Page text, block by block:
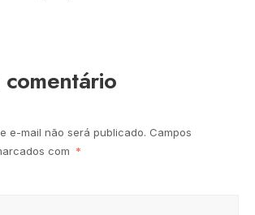
e-mail não será publicado. Campos
com *